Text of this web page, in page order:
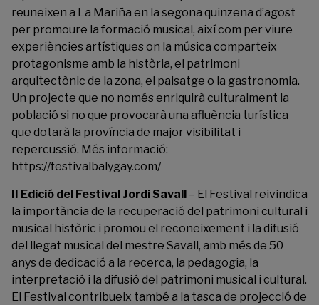
reuneixen a La Mariña en la segona quinzena d’agost
per promoure la formació musical, així com per viure
experiències artístiques on la música comparteix
protagonisme amb la història, el patrimoni
arquitectònic de la zona, el paisatge o la gastronomia.
Un projecte que no només enriquirà culturalment la
població si no que provocarà una afluència turística
que dotarà la província de major visibilitat i
repercussió. Més informació:
https://festivalbalygay.com/
II Edició del Festival Jordi Savall
– El Festival reivindica
la importància de la recuperació del patrimoni cultural i
musical històric i promou el reconeixement i la difusió
del llegat musical del mestre Savall, amb més de 50
anys de dedicació a la recerca, la pedagogia, la
interpretació i la difusió del patrimoni musical i cultural.
El Festival contribueix també a la tasca de projecció de